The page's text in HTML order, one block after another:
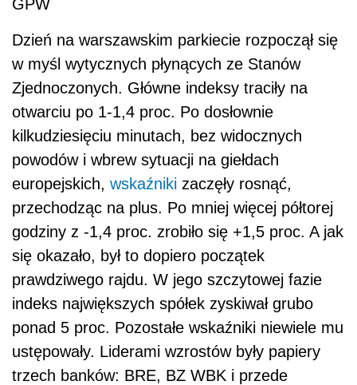
GPW
Dzień na warszawskim parkiecie rozpoczął się
w myśl wytycznych płynących ze Stanów
Zjednoczonych. Główne indeksy traciły na
otwarciu po 1-1,4 proc. Po dosłownie
kilkudziesięciu minutach, bez widocznych
powodów i wbrew sytuacji na giełdach
europejskich, wskaźniki zaczęły rosnąć,
przechodząc na plus. Po mniej więcej półtorej
godziny z -1,4 proc. zrobiło się +1,5 proc. A jak
się okazało, był to dopiero początek
prawdziwego rajdu. W jego szczytowej fazie
indeks największych spółek zyskiwał grubo
ponad 5 proc. Pozostałe wskaźniki niewiele mu
ustępowały. Liderami wzrostów były papiery
trzech banków: BRE, BZ WBK i przede